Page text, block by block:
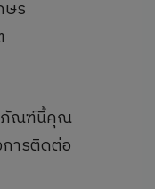
ษร
ภัณฑ์นี้คุณ
ารติดต่อ